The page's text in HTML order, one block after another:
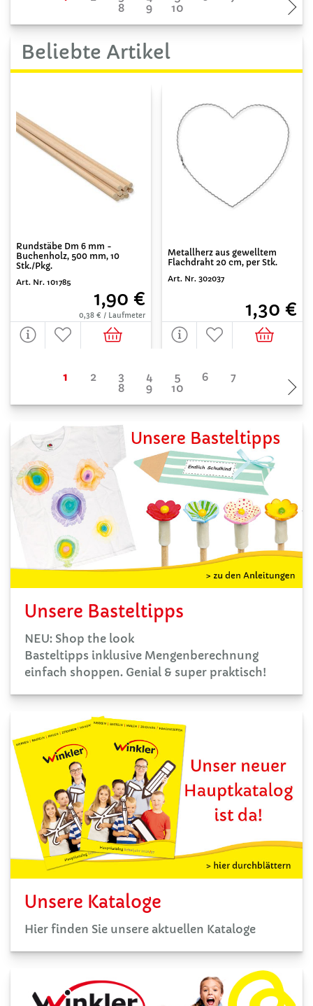
Beliebte Artikel
Rundstäbe Dm 6 mm -
Buchenholz, 500 mm, 10
Stk./Pkg.
Art. Nr. 101785
1,90 €
0,38 € / Laufmeter
Metallherz aus gewelltem
Flachdraht 20 cm, per Stk.
Art. Nr. 302037
1,30 €
Unsere Basteltipps
NEU: Shop the look
Basteltipps inklusive Mengenberechnung
einfach shoppen. Genial & super praktisch!
Unsere Kataloge
Hier finden Sie unsere aktuellen Kataloge